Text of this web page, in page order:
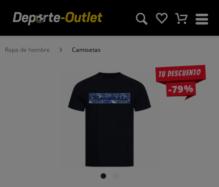
Ropa de hombre Camisetas
Tu descuento
-79%